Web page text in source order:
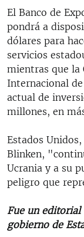
El Banco de
pondrá a
dólares para
servicios
mientras que la
Internacional
actual de
millones, en
Estados
Blinken,
Ucrania y a su
peligro que
Fue un
gobierno de